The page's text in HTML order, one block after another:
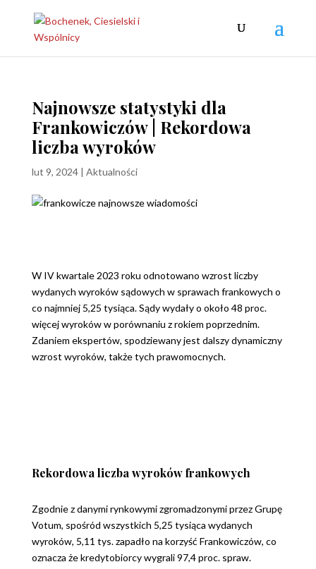
Najnowsze statystyki dla
Frankowiczów | Rekordowa
liczba wyroków
lut 9, 2024| Aktualności
W IV kwartale 2023 roku odnotowano wzrost liczby
wydanych wyroków sądowych w sprawach frankowych o
co najmniej 5,25 tysiąca. Sądy wydały o około 48 proc.
więcej wyroków w porównaniu z rokiem poprzednim.
Zdaniem ekspertów, spodziewany jest dalszy dynamiczny
wzrost wyroków, także tych prawomocnych.
Rekordowa liczba wyroków frankowych
Zgodnie z danymi rynkowymi zgromadzonymi przez Grupę
Votum, spośród wszystkich 5,25 tysiąca wydanych
wyroków, 5,11 tys. zapadło na korzyść Frankowiczów, co
oznacza że kredytobiorcy wygrali 97,4 proc. spraw.